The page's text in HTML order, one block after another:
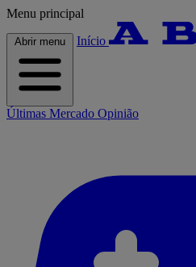
Menu principal
Abrir menu Início
Últimas Mercado Opinião